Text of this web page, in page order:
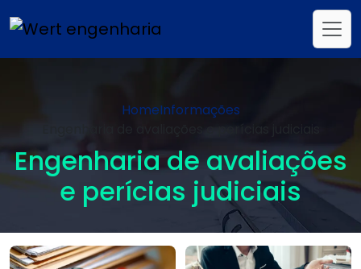
HomeInformações
Engenharia de avaliações
e perícias judiciais